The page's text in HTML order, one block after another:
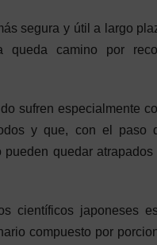
segura y útil a largo
queda camino por
sufren especialmente
y que, con el paso
quedar
científicos japoneses
compuesto por